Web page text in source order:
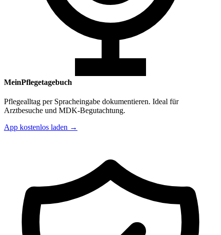
MeinPflegetagebuch
Pflegealltag per Spracheingabe dokumentieren. Ideal für
Arztbesuche und MDK-Begutachtung.
App kostenlos laden →